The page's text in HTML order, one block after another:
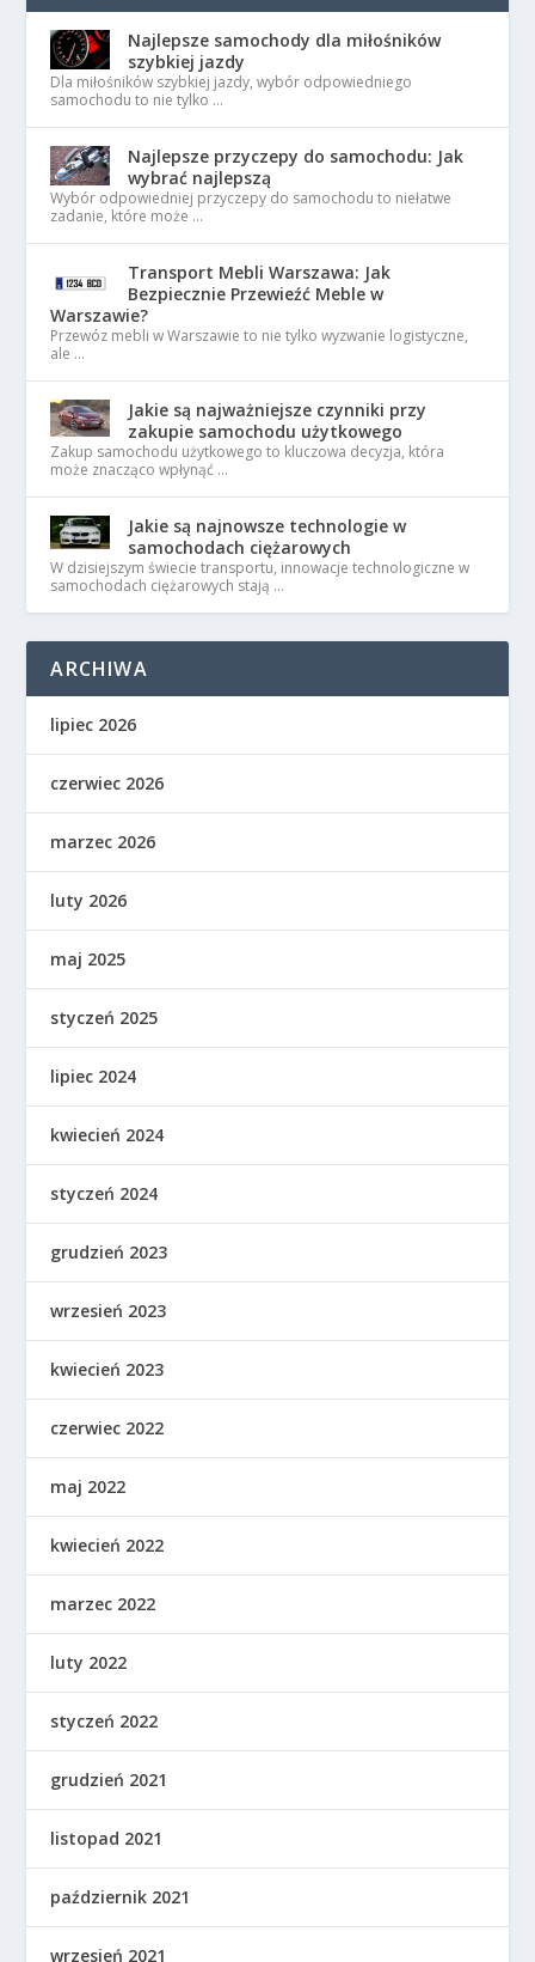
Najlepsze samochody dla miłośników
szybkiej jazdy
Dla miłośników szybkiej jazdy, wybór odpowiedniego
samochodu to nie tylko …
Najlepsze przyczepy do samochodu: Jak
wybrać najlepszą
Wybór odpowiedniej przyczepy do samochodu to niełatwe
zadanie, które może …
Transport Mebli Warszawa: Jak
Bezpiecznie Przewieźć Meble w
Warszawie?
Przewóz mebli w Warszawie to nie tylko wyzwanie logistyczne,
ale …
Jakie są najważniejsze czynniki przy
zakupie samochodu użytkowego
Zakup samochodu użytkowego to kluczowa decyzja, która
może znacząco wpłynąć …
Jakie są najnowsze technologie w
samochodach ciężarowych
W dzisiejszym świecie transportu, innowacje technologiczne w
samochodach ciężarowych stają …
ARCHIWA
lipiec 2026
czerwiec 2026
marzec 2026
luty 2026
maj 2025
styczeń 2025
lipiec 2024
kwiecień 2024
styczeń 2024
grudzień 2023
wrzesień 2023
kwiecień 2023
czerwiec 2022
maj 2022
kwiecień 2022
marzec 2022
luty 2022
styczeń 2022
grudzień 2021
listopad 2021
październik 2021
wrzesień 2021